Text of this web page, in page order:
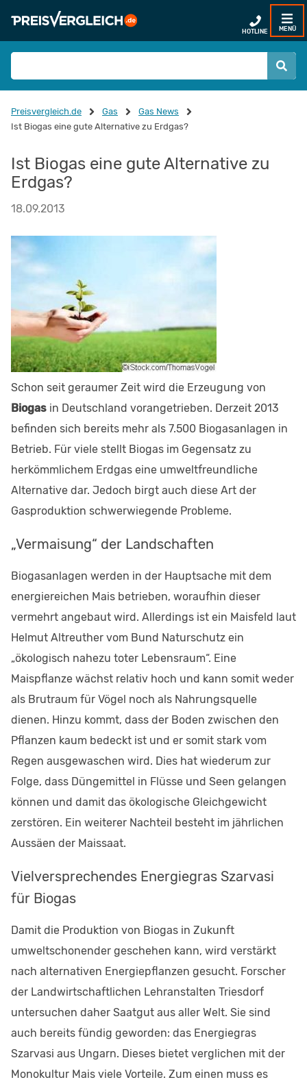
HOTLINE MENÜ
Preisvergleich.de Gas
Gas News
Ist Biogas eine gute Alternative zu Erdgas?
Ist Biogas eine gute Alternative zu
Erdgas?
18.09.2013
Schon seit geraumer Zeit wird die Erzeugung von
Biogas in Deutschland vorangetrieben. Derzeit 2013
befinden sich bereits mehr als 7.500 Biogasanlagen in
Betrieb. Für viele stellt Biogas im Gegensatz zu
herkömmlichem Erdgas eine umweltfreundliche
Alternative dar. Jedoch birgt auch diese Art der
Gasproduktion schwerwiegende Probleme.
„Vermaisung“ der Landschaften
Biogasanlagen werden in der Hauptsache mit dem
energiereichen Mais betrieben, woraufhin dieser
vermehrt angebaut wird. Allerdings ist ein Maisfeld laut
Helmut Altreuther vom Bund Naturschutz ein
„ökologisch nahezu toter Lebensraum“. Eine
Maispflanze wächst relativ hoch und kann somit weder
als Brutraum für Vögel noch als Nahrungsquelle
dienen. Hinzu kommt, dass der Boden zwischen den
Pflanzen kaum bedeckt ist und er somit stark vom
Regen ausgewaschen wird. Dies hat wiederum zur
Folge, dass Düngemittel in Flüsse und Seen gelangen
können und damit das ökologische Gleichgewicht
zerstören. Ein weiterer Nachteil besteht im jährlichen
Aussäen der Maissaat.
Vielversprechendes Energiegras Szarvasi
für Biogas
Damit die Produktion von Biogas in Zukunft
umweltschonender geschehen kann, wird verstärkt
nach alternativen Energiepflanzen gesucht. Forscher
der Landwirtschaftlichen Lehranstalten Triesdorf
untersuchen daher Saatgut aus aller Welt. Sie sind
auch bereits fündig geworden: das Energiegras
Szarvasi aus Ungarn. Dieses bietet verglichen mit der
Monokultur Mais viele Vorteile. Zum einen muss es